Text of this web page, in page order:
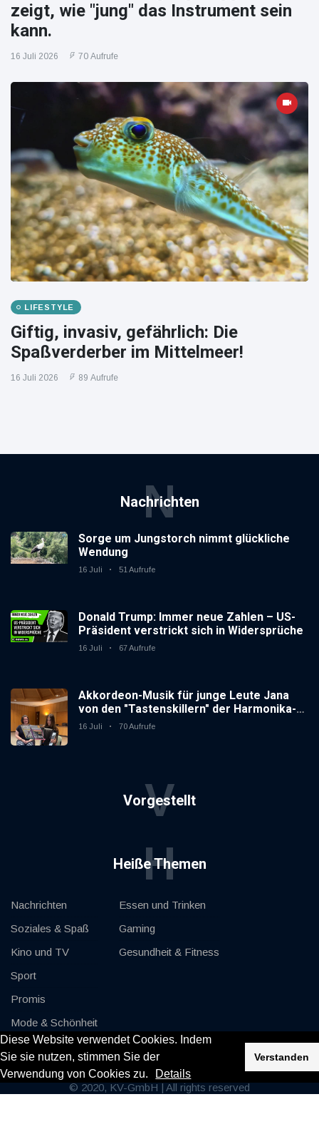
Diese Website verwendet Cookies. Indem
Sie sie nutzen, stimmen Sie der
Verwendung von Cookies zu.
Details
Verstanden
zeigt, wie "jung" das Instrument sein
kann.
16 Juli 2026 70 Aufrufe
LIFESTYLE
Giftig, invasiv, gefährlich: Die
Spaßverderber im Mittelmeer!
16 Juli 2026 89 Aufrufe
Nachrichten
N
Sorge um Jungstorch nimmt glückliche
Wendung
16 Juli 51 Aufrufe
Donald Trump: Immer neue Zahlen – US-
Präsident verstrickt sich in Widersprüche
16 Juli 67 Aufrufe
Akkordeon-Musik für junge Leute Jana
von den "Tastenskillern" der Harmonika-
Vereinigung Gaggenau zeigt, wie "jung"
16 Juli 70 Aufrufe
Vorgestellt
V
Heiße Themen
H
Nachrichten
Soziales & Spaß
Kino und TV
Sport
Promis
Mode & Schönheit
Autos & Motor
Essen und Trinken
Gaming
Gesundheit & Fitness
© 2020, KV-GmbH | All rights reserved